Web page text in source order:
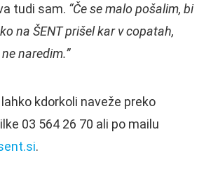
tudi sam. “Če se malo pošalim, bi
na ŠENT prišel kar v copatah,
naredim.”
kdorkoli naveže preko
03 564 26 70 ali po mailu
.